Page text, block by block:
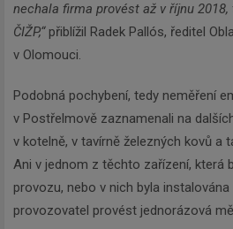
nechala firma provést až v říjnu
ČIŽP,“ přiblížil Radek Pallós, ředitel
v Olomouci.
Podobná pochybení, tedy neměření
v Postřelmově zaznamenali na
v kotelně, v tavírně železných kovů a
Ani v jednom z těchto zařízení, která
provozu, nebo v nich byla
provozovatel provést jednorázová